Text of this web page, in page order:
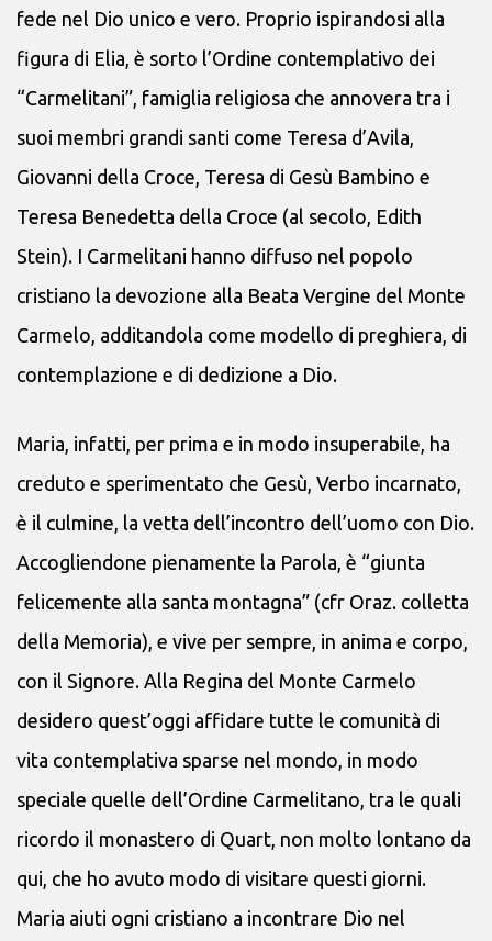
fede nel Dio unico e vero. Proprio ispirandosi alla
figura di Elia, è sorto l’Ordine contemplativo dei
“Carmelitani”, famiglia religiosa che annovera tra i
suoi membri grandi santi come Teresa d’Avila,
Giovanni della Croce, Teresa di Gesù Bambino e
Teresa Benedetta della Croce (al secolo, Edith
Stein). I Carmelitani hanno diffuso nel popolo
cristiano la devozione alla Beata Vergine del Monte
Carmelo, additandola come modello di preghiera, di
contemplazione e di dedizione a Dio.
Maria, infatti, per prima e in modo insuperabile, ha
creduto e sperimentato che Gesù, Verbo incarnato,
è il culmine, la vetta dell’incontro dell’uomo con Dio.
Accogliendone pienamente la Parola, è “giunta
felicemente alla santa montagna” (cfr Oraz. colletta
della Memoria), e vive per sempre, in anima e corpo,
con il Signore. Alla Regina del Monte Carmelo
desidero quest’oggi affidare tutte le comunità di
vita contemplativa sparse nel mondo, in modo
speciale quelle dell’Ordine Carmelitano, tra le quali
ricordo il monastero di Quart, non molto lontano da
qui, che ho avuto modo di visitare questi giorni.
Maria aiuti ogni cristiano a incontrare Dio nel